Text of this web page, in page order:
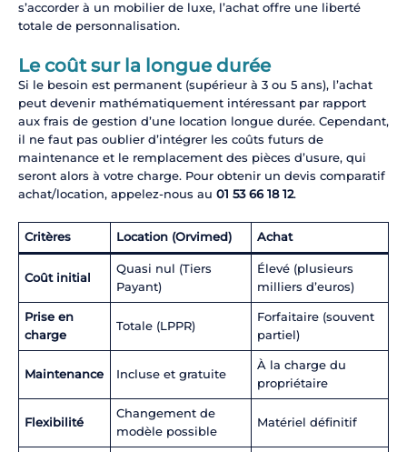
s’accorder à un mobilier de luxe, l’achat offre une liberté
totale de personnalisation.
Le coût sur la longue durée
Si le besoin est permanent (supérieur à 3 ou 5 ans), l’achat
peut devenir mathématiquement intéressant par rapport
aux frais de gestion d’une location longue durée. Cependant,
il ne faut pas oublier d’intégrer les coûts futurs de
maintenance et le remplacement des pièces d’usure, qui
seront alors à votre charge. Pour obtenir un devis comparatif
achat/location, appelez-nous au 01 53 66 18 12.
Critères Location (Orvimed) Achat
Coût initial
Quasi nul (Tiers
Payant)
Élevé (plusieurs
milliers d’euros)
Prise en
charge
Totale (LPPR)
Forfaitaire (souvent
partiel)
Maintenance Incluse et gratuite
À la charge du
propriétaire
Flexibilité
Changement de
modèle possible
Matériel définitif